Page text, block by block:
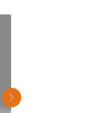
次のスライド